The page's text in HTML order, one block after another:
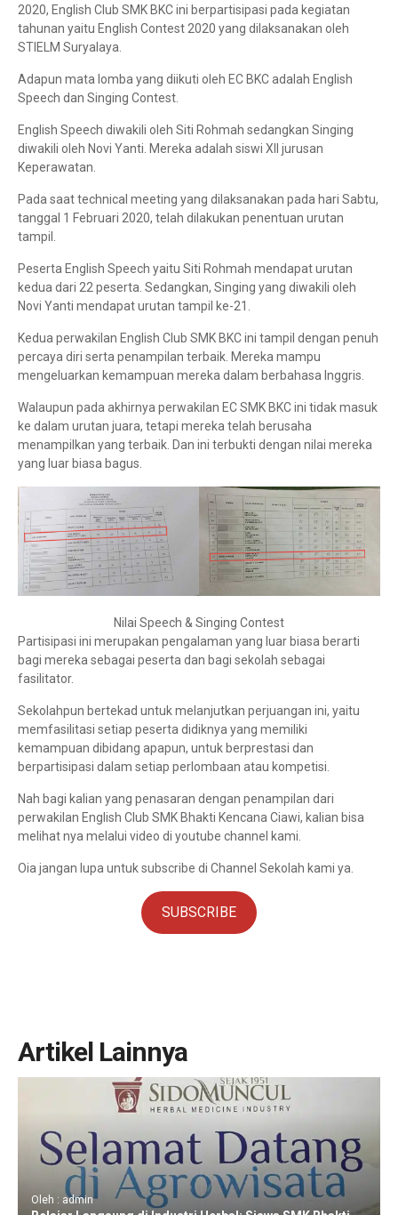
2020, English Club SMK BKC ini berpartisipasi pada kegiatan
tahunan yaitu English Contest 2020 yang dilaksanakan oleh
STIELM Suryalaya.
Adapun mata lomba yang diikuti oleh EC BKC adalah English
Speech dan Singing Contest.
English Speech diwakili oleh Siti Rohmah sedangkan Singing
diwakili oleh Novi Yanti. Mereka adalah siswi XII jurusan
Keperawatan.
Pada saat technical meeting yang dilaksanakan pada hari Sabtu,
tanggal 1 Februari 2020, telah dilakukan penentuan urutan
tampil.
Peserta English Speech yaitu Siti Rohmah mendapat urutan
kedua dari 22 peserta. Sedangkan, Singing yang diwakili oleh
Novi Yanti mendapat urutan tampil ke-21.
Kedua perwakilan English Club SMK BKC ini tampil dengan penuh
percaya diri serta penampilan terbaik. Mereka mampu
mengeluarkan kemampuan mereka dalam berbahasa Inggris.
Walaupun pada akhirnya perwakilan EC SMK BKC ini tidak masuk
ke dalam urutan juara, tetapi mereka telah berusaha
menampilkan yang terbaik. Dan ini terbukti dengan nilai mereka
yang luar biasa bagus.
Nilai Speech & Singing Contest
Partisipasi ini merupakan pengalaman yang luar biasa berarti
bagi mereka sebagai peserta dan bagi sekolah sebagai
fasilitator.
Sekolahpun bertekad untuk melanjutkan perjuangan ini, yaitu
memfasilitasi setiap peserta didiknya yang memiliki
kemampuan dibidang apapun, untuk berprestasi dan
berpartisipasi dalam setiap perlombaan atau kompetisi.
Nah bagi kalian yang penasaran dengan penampilan dari
perwakilan English Club SMK Bhakti Kencana Ciawi, kalian bisa
melihat nya melalui video di youtube channel kami.
Oia jangan lupa untuk subscribe di Channel Sekolah kami ya.
SUBSCRIBE
Artikel Lainnya
Oleh : admin